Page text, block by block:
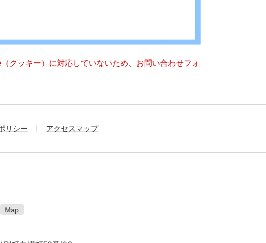
クッキー）に対応していないため、お問い合わせフォ
リシー アクセスマップ
Map